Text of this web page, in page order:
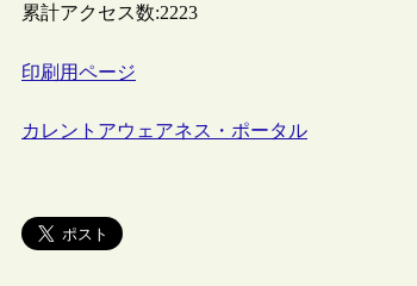
累計アクセス数:2223
印刷用ページ
カレントアウェアネス・ポータル